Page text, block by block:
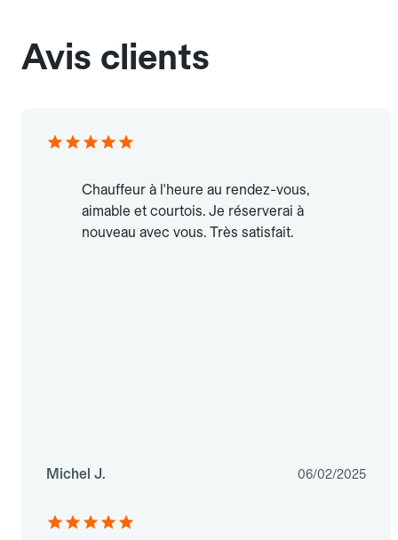
Avis clients
Chauffeur à l'heure au rendez-vous,
aimable et courtois. Je réserverai à
nouveau avec vous. Très satisfait.
Michel J. 06/02/2025